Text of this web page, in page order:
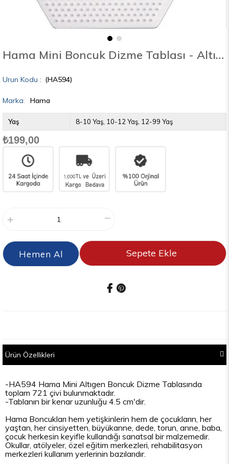
Hama Mini Boncuk Dizme Tablası - Altıgen
(HA594)
Marka: Hama
Yaş 8-10 Yaş 10-12 Yaş 12-99 Yaş
₺199,00
Ürün Özellikleri
-HA594 Hama Mini Altıgen Boncuk Dizme Tablasında
toplam 721 çivi bulunmaktadır.
-Tablanın bir kenar uzunluğu 4.5 cm'dir.
Hama Boncukları hem yetişkinlerin hem de çocukların, her
yaştan, her cinsiyetten, büyükanne, dede, torun, anne, baba,
çocuk herkesin keyifle kullandığı sanatsal bir malzemedir.
Okullar, atölyeler, özel eğitim merkezleri, rehabilitasyon
merkezleri kullanım yerlerinin bazılarıdır.